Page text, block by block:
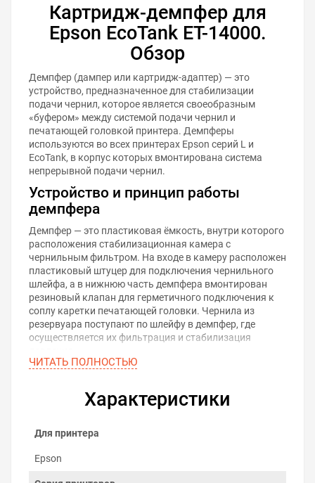
Картридж-демпфер для
Epson EcoTank ET-14000.
Обзор
Демпфер (дампер или картридж-адаптер) — это
устройство, предназначенное для стабилизации
подачи чернил, которое является своеобразным
«буфером» между системой подачи чернил и
печатающей головкой принтера. Демпферы
используются во всех принтерах Epson серий L и
EcoTank, в корпус которых вмонтирована система
непрерывной подачи чернил.
Устройство и принцип работы
демпфера
Демпфер — это пластиковая ёмкость, внутри которого
расположения стабилизационная камера с
чернильным фильтром. На входе в камеру расположен
пластиковый штуцер для подключения чернильного
шлейфа, а в нижнюю часть демпфера вмонтирован
резиновый клапан для герметичного подключения к
соплу каретки печатающей головки. Чернила из
резервуара поступают по шлейфу в демпфер, где
осуществляется их фильтрация и стабилизация
Проблемы демпферов
По прошествии времени с демпферами могут
случаться неисправности, которые снижают их
печати:
Засорение
ЧИТАТЬ ПОЛНОСТЬЮ
Характеристики
Для принтера
Epson